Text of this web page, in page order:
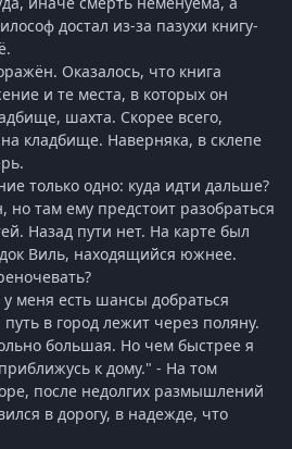
достал из-за пазухи книгу-
Оказалось, что книга
и те места, в которых он
шахта. Скорее всего,
кладбище. Наверняка, в склепе
только одно: куда идти дальше?
но там ему предстоит разобраться
Назад пути нет. На карте был
Виль, находящийся южнее.
у меня есть шансы добраться
в город лежит через поляну.
большая. Но чем быстрее я
к дому." - На том
после недолгих размышлений
в дорогу, в надежде, что